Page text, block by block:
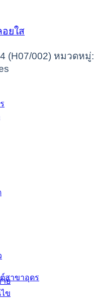
สาขาอุดร
ข
ยใส
(H07/002) หมวดหมู่:
ย